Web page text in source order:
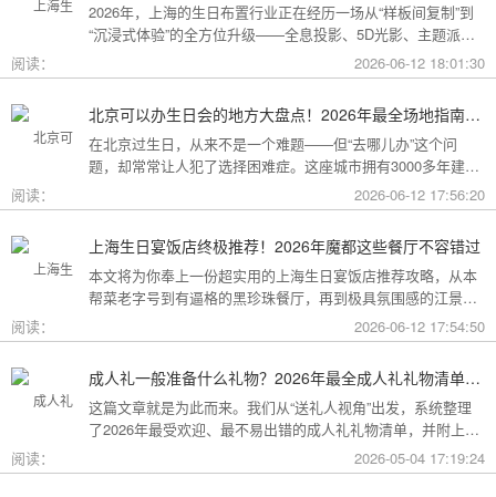
2026年，上海的生日布置行业正在经历一场从“样板间复制”到
“沉浸式体验”的全方位升级——全息投影、5D光影、主题派对
套餐层出不穷。本文将为你带来上海生日惊喜布置的2026年最
新全攻略，从低成本DIY到高端定制，从惊喜创意到趋势解
阅读： 2026-06-12 18:01:30
北京可以办生日会的地方大盘点！2026年最全场地指南，总有一款适合你
在北京过生日，从来不是一个难题——但“去哪儿办”这个问
题，却常常让人犯了选择困难症。这座城市拥有3000多年建城
史，既有恢弘大气的皇家园林、典雅别致的胡同四合院，也有
摩登时尚的CBD高空餐厅、融合传统与现代的潮人打卡地。无
友圈的派对，还是带小朋友度过一个充满童趣的生日，这篇
2026年北京生日会场地全指南都能帮你找到答案！
阅读： 2026-06-12 17:56:20
上海生日宴饭店终极推荐！2026年魔都这些餐厅不容错过
本文将为你奉上一份超实用的上海生日宴饭店推荐攻略，从本
帮菜老字号到有逼格的黑珍珠餐厅，再到极具氛围感的江景私
房餐厅，全方位承包你的生日派对需求，相信一定能解决你的
挑选难题！
阅读： 2026-06-12 17:54:50
成人礼一般准备什么礼物？2026年最全成人礼礼物清单：父母、长辈、朋友一篇搞定
这篇文章就是为此而来。我们从“送礼人视角”出发，系统整理
了2026年最受欢迎、最不易出错的成人礼礼物清单，并附上挑
选逻辑和避坑指南，帮你用一份恰到好处的心意，为孩子（或
朋友）的18岁写下最温暖的注脚。
阅读： 2026-05-04 17:19:24